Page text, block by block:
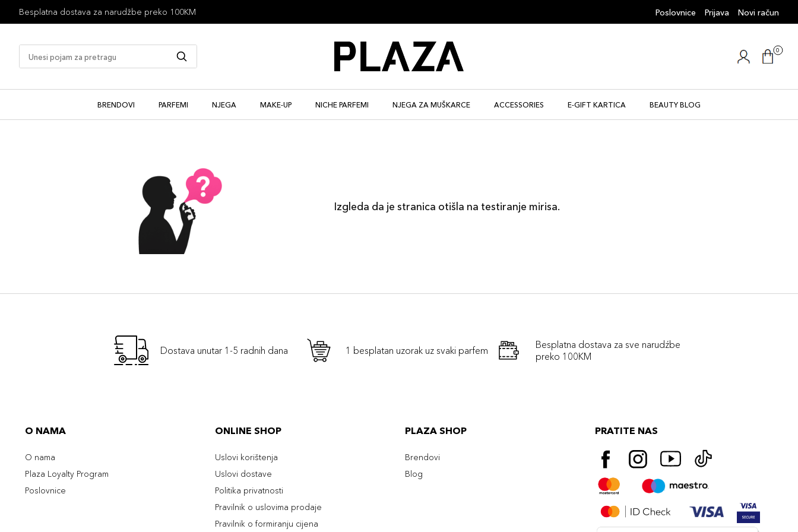
Besplatna dostava za narudžbe preko 100KM Poslovnice Prijava Novi račun
0
BRENDOVI PARFEMI NJEGA MAKE-UP NICHE PARFEMI NJEGA ZA MUŠKARCE ACCESSORIES E-GIFT KARTICA BEAUTY BLOG
Izgleda da je stranica otišla na testiranje mirisa.
Dostava unutar 1-5 radnih dana 1 besplatan uzorak uz svaki parfem
Besplatna dostava za sve narudźbe
preko 100KM
O NAMA
O nama
Plaza Loyalty Program
Poslovnice
ONLINE SHOP
Uslovi korištenja
Uslovi dostave
Politika privatnosti
Pravilnik o uslovima prodaje
Pravilnik o formiranju cijena
PLAZA SHOP
Brendovi
Blog
PRATITE NAS